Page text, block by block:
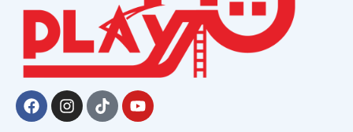
Facebook
Instagram
TiktokYoutube